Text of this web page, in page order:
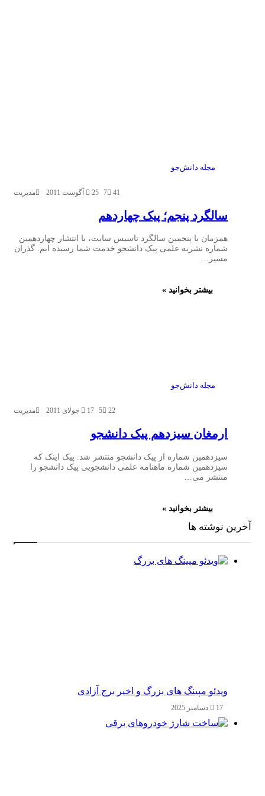
مجله دانش‌جو
مدیریت 25 آگوست 2011 41
7
سالگرد پنجم؛ پیک چهاردهم
همزمان با پنجمین سالگرد تاسیس سایت، با انتشار چهاردهمین
شماره نشریه علمی پیک دانشجو خدمت شما رسیده ایم. گذران
مسیر…
بیشتر بخوانید »
مجله دانش‌جو
مدیریت 17 جولای 2011 22
5
ارمغان سیزدهم پیک دانشجو
سیزدهمین شماره از پیک دانشجو منتشر شد. پیک اینک که
سیزدهمین شماره ماهنامه علمی دانشجویی پیک دانشجو را
منتشر می…
بیشتر بخوانید »
آخرین نوشته ها
ویدئو مپینگ های بزرگ و اخیر برج آزادی
17 دسامبر 2025